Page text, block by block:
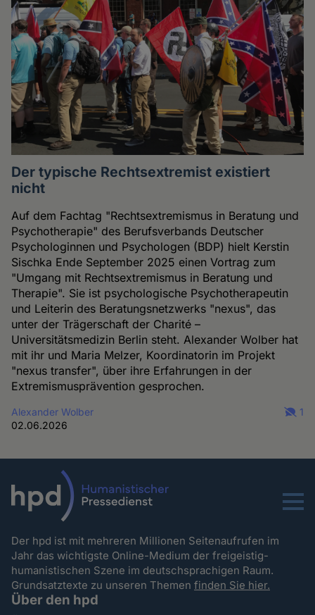
Der typische Rechtsextremist existiert
nicht
Auf dem Fachtag "Rechtsextremismus in Beratung und
Psychotherapie" des Berufsverbands Deutscher
Psychologinnen und Psychologen (BDP) hielt Kerstin
Sischka Ende September 2025 einen Vortrag zum
"Umgang mit Rechtsextremismus in Beratung und
Therapie". Sie ist psychologische Psychotherapeutin
und Leiterin des Beratungsnetzwerks "nexus", das
unter der Trägerschaft der Charité –
Universitätsmedizin Berlin steht. Alexander Wolber hat
mit ihr und Maria Melzer, Koordinatorin im Projekt
"nexus transfer", über ihre Erfahrungen in der
Extremismusprävention gesprochen.
Alexander Wolber
02.06.2026
1
Menu
Der hpd ist mit mehreren Millionen Seitenaufrufen im
Jahr das wichtigste Online-Medium der freigeistig-
humanistischen Szene im deutschsprachigen Raum.
Grundsatztexte zu unseren Themenfinden Sie hier.
Über den hpd